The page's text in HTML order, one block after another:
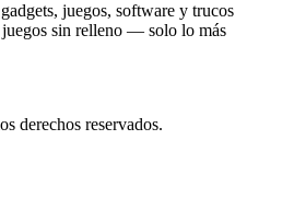
juegos, software y trucos
sin relleno — solo lo más
derechos reservados.